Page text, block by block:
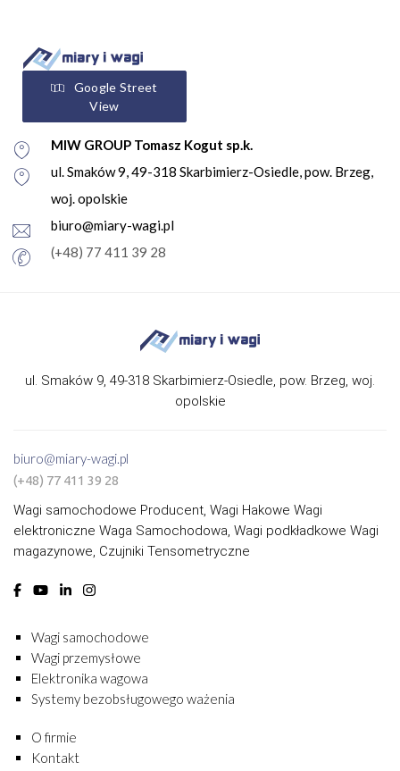
Google Street
View
MIW GROUP Tomasz Kogut sp.k.
ul. Smaków 9, 49-318 Skarbimierz-Osiedle, pow. Brzeg,
woj. opolskie
biuro@miary-wagi.pl
(+48) 77 411 39 28
ul. Smaków 9, 49-318 Skarbimierz-Osiedle, pow. Brzeg, woj.
opolskie
biuro@miary-wagi.pl
(+48) 77 411 39 28
Wagi samochodowe Producent, Wagi Hakowe Wagi
elektroniczne Waga Samochodowa, Wagi podkładkowe Wagi
magazynowe, Czujniki Tensometryczne
Wagi samochodowe
Wagi przemysłowe
Elektronika wagowa
Systemy bezobsługowego ważenia
O firmie
Kontakt